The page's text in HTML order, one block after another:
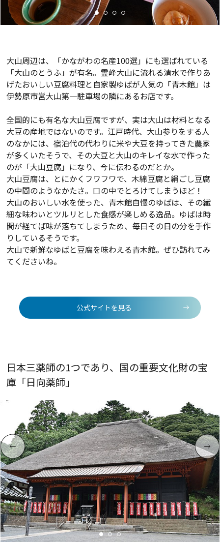
大山周辺は、「かながわの名産100選」にも選ばれている
「大山のとうふ」が有名。霊峰大山に流れる清水で作りあ
げたおいしい豆腐料理と自家製ゆばが人気の「青木館」は
伊勢原市営大山第一駐車場の隣にあるお店です。
全国的にも有名な大山豆腐ですが、実は大山は材料となる
大豆の産地ではないのです。江戸時代、大山参りをする人
のなかには、宿泊代の代わりに米や大豆を持ってきた農家
が多くいたそうで、その大豆と大山のキレイな水で作った
のが「大山豆腐」になり、今に伝わるのだとか。
大山豆腐は、とにかくフワフワで、木綿豆腐と絹ごし豆腐
の中間のようなかたさ。口の中でとろけてしまうほど！
大山のおいしい水を使った、青木館自慢のゆばは、その繊
細な味わいとツルリとした食感が楽しめる逸品。ゆばは時
間が経てば味が落ちてしまうため、毎日その日の分を手作
りしているそうです。
大山で新鮮なゆばと豆腐を味わえる青木館。ぜひ訪れてみ
てくださいね。
公式サイトを見る
日本三薬師の1つであり、国の重要文化財の宝
庫「日向薬師」